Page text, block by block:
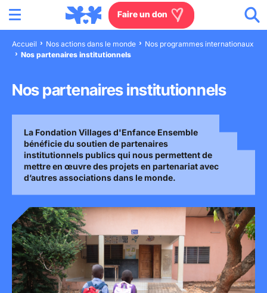
Aller à la recherche
Aller au pied de page
Faire un don
Nous connaître
Actions en France
Agissez à nos côtés
Rejoignez-nous
Les villages d'enfants
Mon espace donateur
Accueil Nos actions dans le monde
Nos programmes internationaux
Nos partenaires institutionnels
Nos partenaires institutionnels
La Fondation Villages d'Enfance Ensemble
bénéficie du soutien de partenaires
institutionnels publics qui nous permettent de
mettre en œuvre des projets en partenariat avec
d’autres associations dans le monde.